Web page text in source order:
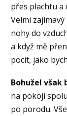
přes plachtu a
Velmi
nohy do
a když mě
pocit, jako
Bohužel však
na pokoji
po porodu.